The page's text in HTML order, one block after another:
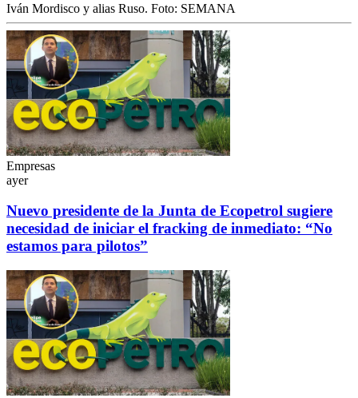
Iván Mordisco y alias Ruso. Foto: SEMANA
Empresas
ayer
Nuevo presidente de la Junta de Ecopetrol sugiere
necesidad de iniciar el fracking de inmediato: “No
estamos para pilotos”